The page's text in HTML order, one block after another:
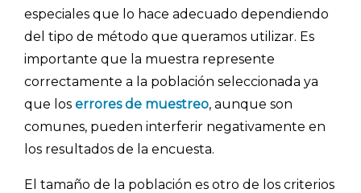
especiales que lo hace adecuado dependiendo
del tipo de método que queramos utilizar. Es
importante que la muestra represente
correctamente a la población seleccionada ya
que los errores de muestreo, aunque son
comunes, pueden interferir negativamente en
los resultados de la encuesta.
El tamaño de la población es otro de los criterios